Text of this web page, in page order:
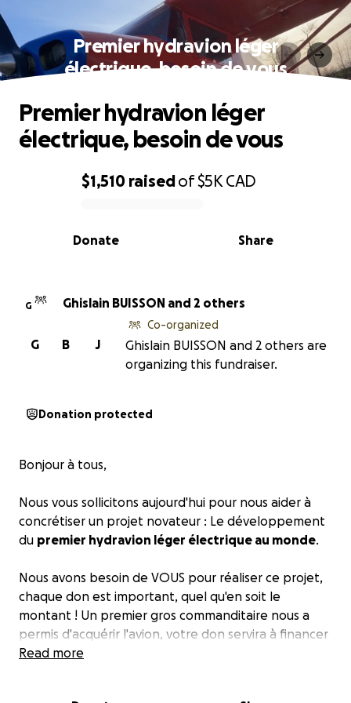
Premier hydravion léger
électrique, besoin de vous
0% complete
$1,510 raisedof$5K CAD
Share
Donate
Premier hydravion léger
électrique, besoin de vous
G Ghislain BUISSON and 2 others
J
B
G
Co-organized
Ghislain BUISSON and 2 others are
organizing this fundraiser.
Donation protected
Bonjour à tous,
Nous vous sollicitons aujourd'hui pour nous aider à
concrétiser un projet novateur : Le développement
du premier hydravion léger électrique au monde.
Nous avons besoin de VOUS pour réaliser ce projet,
chaque don est important, quel qu'en soit le
montant ! Un premier gros commanditaire nous a
permis d'acquérir l'avion, votre don servira à financer
le moteur électrique, les batteries, et les autres
Read more